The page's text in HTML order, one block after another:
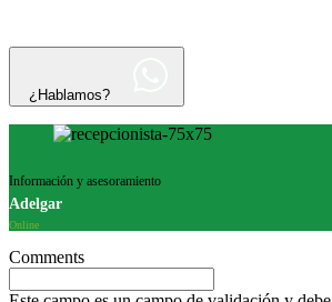
¿Hablamos?
Información y asesoramiento
Adelgar
Online
Comments